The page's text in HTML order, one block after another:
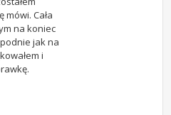
Cała
na koniec
jak na
i